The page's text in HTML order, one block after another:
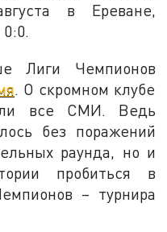
в Ереване,
Лиги Чемпионов
. О скромном клубе
все СМИ. Ведь
без поражений
раунда, но и
пробиться в
– турнира